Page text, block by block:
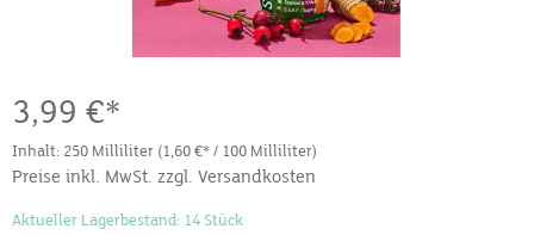
3,99 €*
Inhalt: 250 Milliliter (1,60 €* / 100 Milliliter)
Preise inkl. MwSt. zzgl. Versandkosten
Aktueller Lagerbestand: 14 Stück